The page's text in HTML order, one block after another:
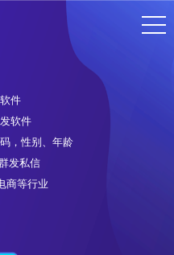
件
软件
，性别、年龄
发私信
商等行业